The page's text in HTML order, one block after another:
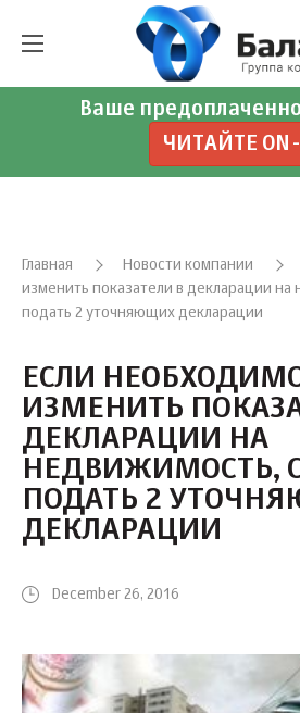
Ваше
ЧИТАЙТЕ
Главная Новости компании
изменить показатели в декларации
подать 2 уточняющих декларации
ЕСЛИ
ИЗМЕНИТЬ
ДЕКЛАРАЦИИ НА
НЕДВИЖИМОСТЬ,
ПОДАТЬ 2
ДЕКЛАРАЦИИ
December 26, 2016